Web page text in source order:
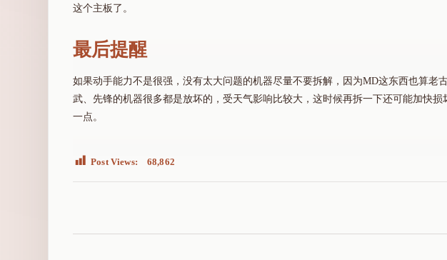
这个主板了。
最后提醒
如果动手能力不是很强，没有太大问题的机器尽量不要拆解，因为MD这东西也算老
武、先锋的机器很多都是放坏的，受天气影响比较大，这时候再拆一下还可能加快
一点。
Post Views: 68,862